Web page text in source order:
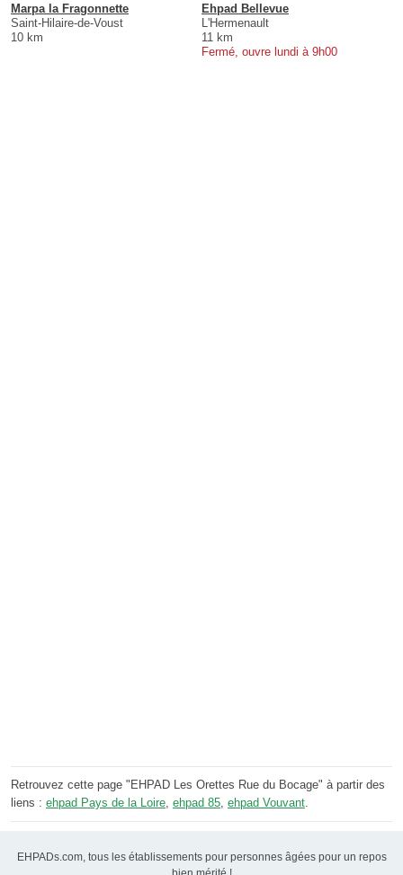
Marpa la Fragonnette
Saint-Hilaire-de-Voust
10 km
Ehpad Bellevue
L'Hermenault
11 km
Fermé, ouvre lundi à 9h00
Retrouvez cette page "EHPAD Les Orettes Rue du Bocage" à partir des
liens : ehpad Pays de la Loire ehpad 85 ehpad Vouvant
EHPADs.com, tous les établissements pour personnes âgées pour un repos